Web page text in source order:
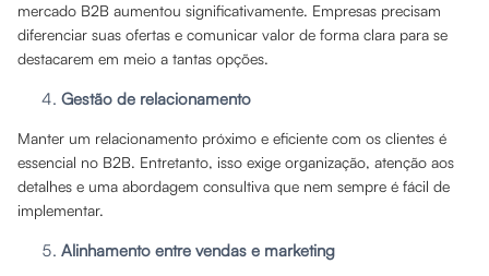
mercado B2B aumentou significativamente. Empresas precisam
diferenciar suas ofertas e comunicar valor de forma clara para se
destacarem em meio a tantas opções.
Gestão de relacionamento
Manter um relacionamento próximo e eficiente com os clientes é
essencial no B2B. Entretanto, isso exige organização, atenção aos
detalhes e uma abordagem consultiva que nem sempre é fácil de
implementar.
Alinhamento entre vendas e marketing